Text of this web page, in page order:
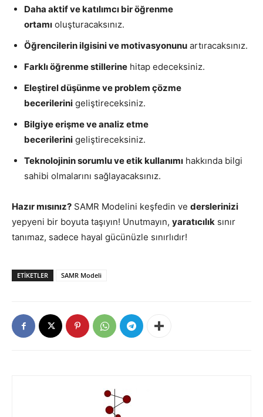
Daha aktif ve katılımcı bir öğrenme
ortamı oluşturacaksınız.
Öğrencilerin ilgisini ve motivasyonunu artıracaksınız.
Farklı öğrenme stillerine hitap edeceksiniz.
Eleştirel düşünme ve problem çözme
becerilerini geliştireceksiniz.
Bilgiye erişme ve analiz etme
becerilerini geliştireceksiniz.
Teknolojinin sorumlu ve etik kullanımı hakkında bilgi
sahibi olmalarını sağlayacaksınız.
Hazır mısınız? SAMR Modelini keşfedin ve derslerinizi
yepyeni bir boyuta taşıyın! Unutmayın, yaratıcılık sınır
tanımaz, sadece hayal gücünüzle sınırlıdır!
ETIKETLER SAMR Modeli